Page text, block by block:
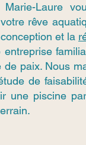
Laure
rêve
et la
de paix. Nous
de
une piscine